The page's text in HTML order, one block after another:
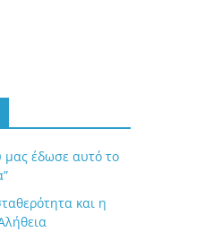
μας έδωσε αυτό το
και η